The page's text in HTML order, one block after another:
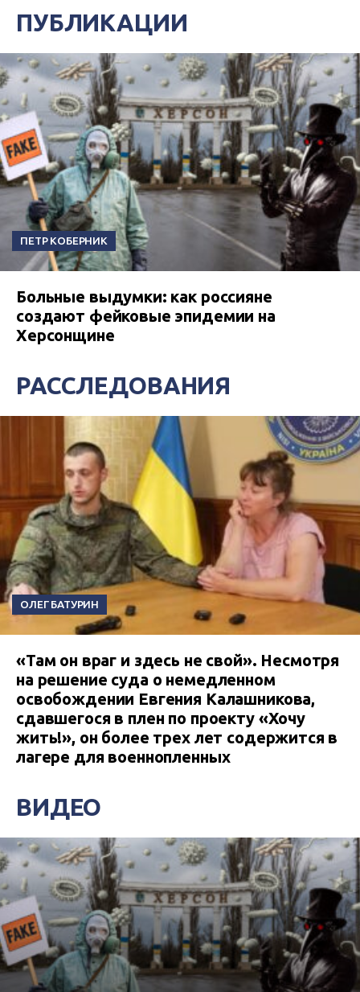
ПУБЛИКАЦИИ
ПЕТР КОБЕРНИК
Больные выдумки: как россияне
создают фейковые эпидемии на
Херсонщине
РАССЛЕДОВАНИЯ
ОЛЕГ БАТУРИН
«Там он враг и здесь не свой». Несмотря
на решение суда о немедленном
освобождении Евгения Калашникова,
сдавшегося в плен по проекту «Хочу
жить!», он более трех лет содержится в
лагере для военнопленных
ВИДЕО